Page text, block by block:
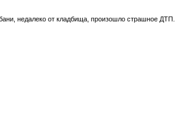
недалеко от кладбища, произошло страшное ДТП.